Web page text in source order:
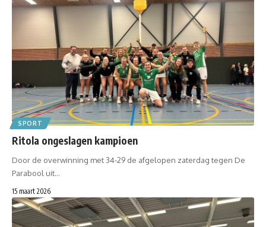
SPORT
Ritola ongeslagen kampioen
Door de overwinning met 34-29 de afgelopen zaterdag tegen De
Parabool uit…
15 maart 2026